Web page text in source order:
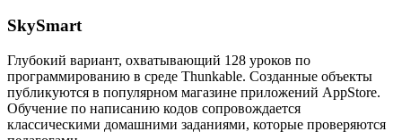
SkySmart
Глубокий вариант, охватывающий 128 уроков по
программированию в среде Thunkable. Созданные объекты
публикуются в популярном магазине приложений AppStore.
Обучение по написанию кодов сопровождается
классическими домашними заданиями, которые проверяются